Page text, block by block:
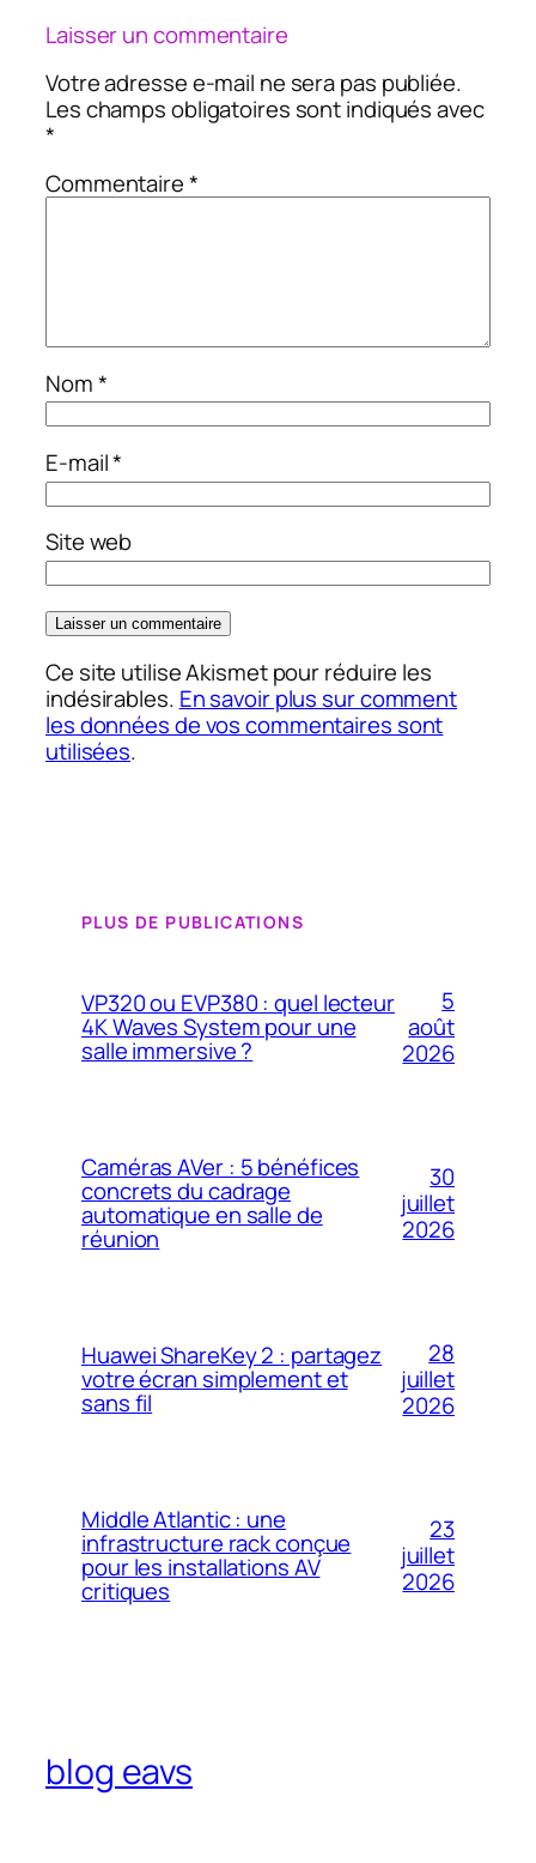
Laisser un commentaire
Votre adresse e-mail ne sera pas publiée.
Les champs obligatoires sont indiqués avec
*
Commentaire*
Nom*
E-mail*
Site web
Ce site utilise Akismet pour réduire les
indésirables. En savoir plus sur comment
les données de vos commentaires sont
utilisées.
PLUS DE PUBLICATIONS
VP320 ou EVP380 : quel lecteur
4K Waves System pour une
salle immersive ?
5
août
2026
Caméras AVer : 5 bénéfices
concrets du cadrage
automatique en salle de
réunion
30
juillet
2026
Huawei ShareKey 2 : partagez
votre écran simplement et
sans fil
28
juillet
2026
Middle Atlantic : une
infrastructure rack conçue
pour les installations AV
critiques
23
juillet
2026
blog eavs